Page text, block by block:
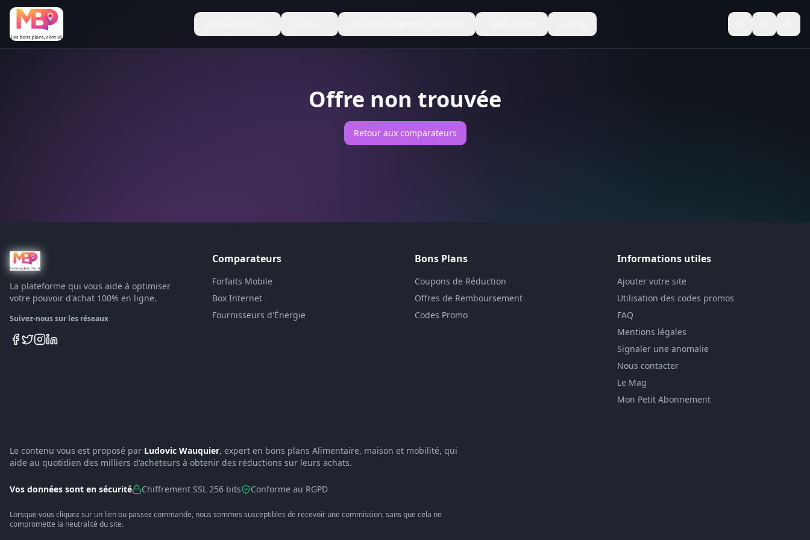
Basculer le
Offre non trouvée
Retour aux comparateurs
La plateforme qui vous aide à optimiser
votre pouvoir d'achat 100% en ligne.
Suivez-nous sur les réseaux
Comparateurs
Forfaits Mobile
Box Internet
Fournisseurs d'Énergie
Bons Plans
Coupons de Réduction
Offres de Remboursement
Codes Promo
Informations utiles
Ajouter votre site
Utilisation des codes promos
FAQ
Mentions légales
Signaler une anomalie
Nous contacter
Le Mag
Mon Petit Abonnement
Le contenu vous est proposé par Ludovic Wauquier, expert en bons plans Alimentaire, maison et mobilité, qui
aide au quotidien des milliers d'acheteurs à obtenir des réductions sur leurs achats.
Vos données sont en sécurité Chiffrement SSL 256 bits Conforme au RGPD
Lorsque vous cliquez sur un lien ou passez commande, nous sommes susceptibles de recevoir une commission, sans que cela ne
compromette la neutralité du site.